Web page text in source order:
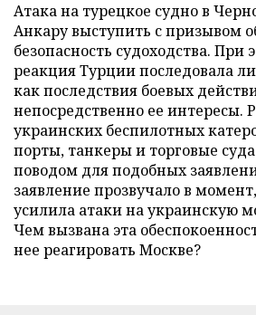
Атака на турецкое судно в
Анкару выступить с призывом
безопасность судоходства. При
реакция Турции последовала
как последствия боевых
непосредственно ее интересы.
украинских беспилотных
порты, танкеры и торговые
поводом для подобных
заявление прозвучало в
усилила атаки на украинскую
Чем вызвана эта
нее реагировать Москве?